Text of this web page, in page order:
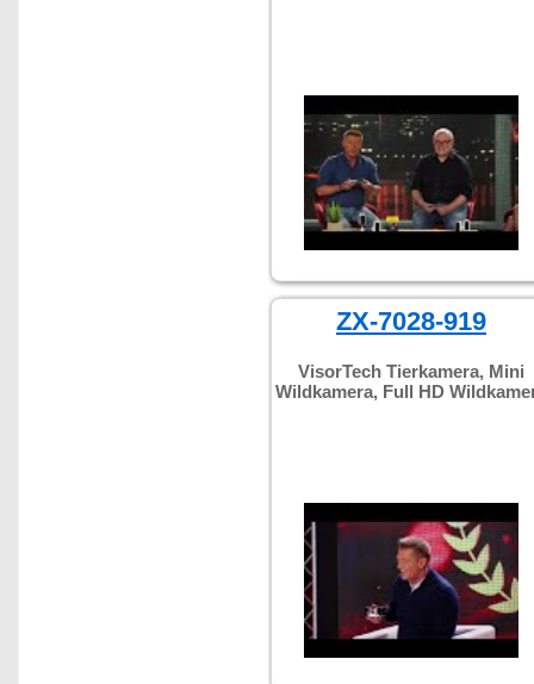
ZX-7028-919
VisorTech Tierkamera, Mini
Wildkamera, Full HD